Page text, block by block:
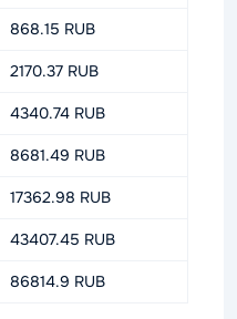
868.15 RUB
2170.37 RUB
4340.74 RUB
8681.49 RUB
17362.98 RUB
43407.45 RUB
86814.9 RUB